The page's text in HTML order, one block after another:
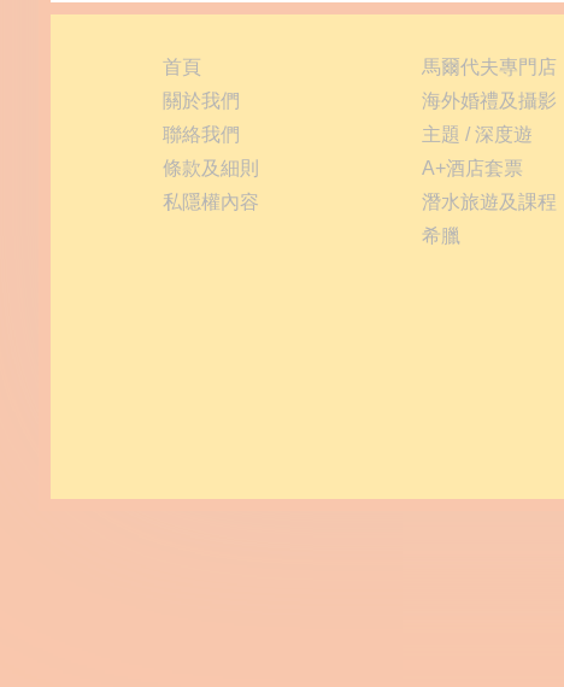
首頁
關於我們
聯絡我們
條款及細則
私隱權內容
馬爾代夫專門店
海外婚禮及攝影
主題 / 深度遊
A+酒店套票
潛水旅遊及課程
希臘